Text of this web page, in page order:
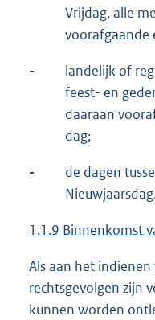
Vrijdag, alle
voorafgaande
-
landelijk of
feest- en
daaraan
dag;
-
de dagen
1.1.9 Binnenkomst
Als aan het
rechtsgevolgen zijn
kunnen worden